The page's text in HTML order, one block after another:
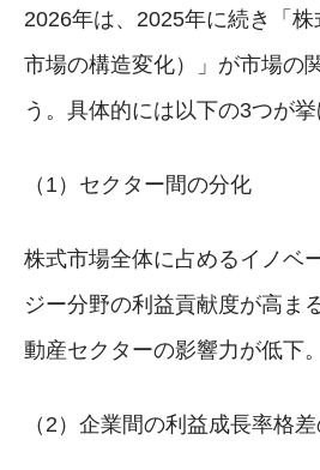
2026年は、2025年に続き「
市場の構造変化）」が市場の
う。具体的には以下の3つが挙
（1）セクター間の分化
株式市場全体に占めるイノベ
ジー分野の利益貢献度が高ま
動産セクターの影響力が低下。
（2）企業間の利益成長率格